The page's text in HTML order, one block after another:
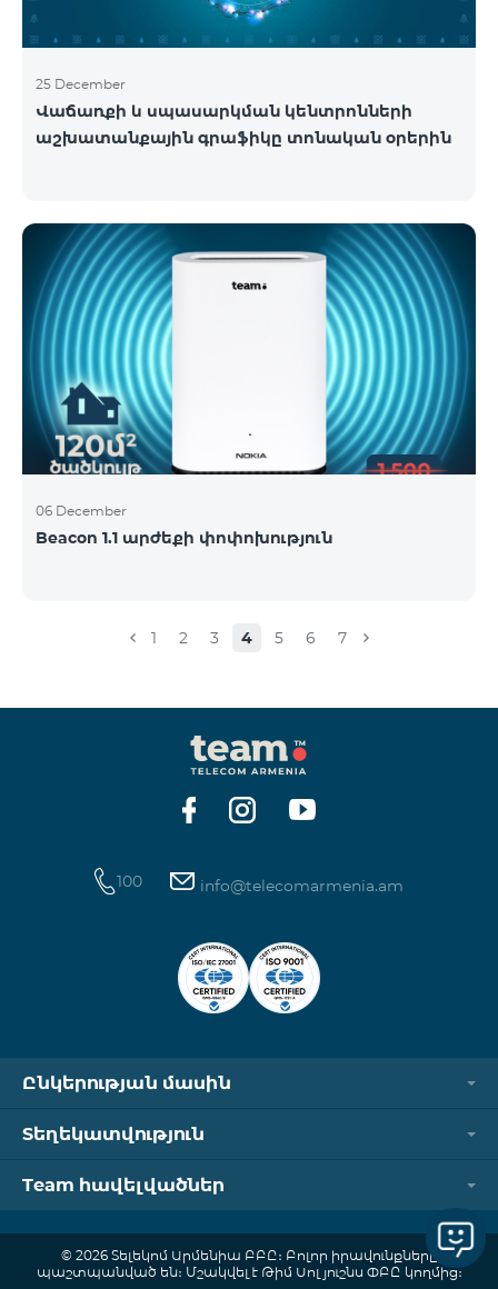
25 December
Վաճառքի և սպասարկման կենտրոնների
աշխատանքային գրաֆիկը տոնական օրերին
06 December
Beacon 1.1 արժեքի փոփոխություն
1 2 3 4 5 6 7
100 info@telecomarmenia.am
Ընկերության մասին
Տեղեկատվություն
Team հավելվածներ
© 2026 Տելեկոմ Արմենիա ԲԲԸ։ Բոլոր իրավունքները
պաշտպանված են։ Մշակվել է Թիմ Սոլյուշնս ՓԲԸ կողմից։